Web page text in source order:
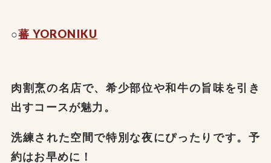
○蕃 YORONIKU
肉割烹の名店で、希少部位や和牛の旨味を引き
出すコースが魅力。
洗練された空間で特別な夜にぴったりです。予
約はお早めに！